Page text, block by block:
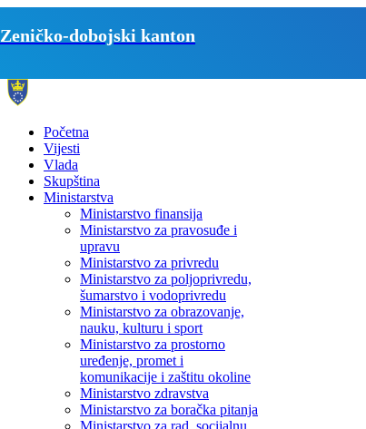
Zeničko-dobojski kanton
Početna
Vijesti
Vlada
Skupština
Ministarstva
Ministarstvo finansija
Ministarstvo za pravosuđe i
upravu
Ministarstvo za privredu
Ministarstvo za poljoprivredu,
šumarstvo i vodoprivredu
Ministarstvo za obrazovanje,
nauku, kulturu i sport
Ministarstvo za prostorno
uređenje, promet i
komunikacije i zaštitu okoline
Ministarstvo zdravstva
Ministarstvo za boračka pitanja
Ministarstvo za rad, socijalnu